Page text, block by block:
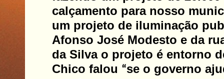
calçamento para nosso
um projeto de iluminação
Afonso José Modesto e da
da Silva o projeto é entorno
Chico falou “se o governo